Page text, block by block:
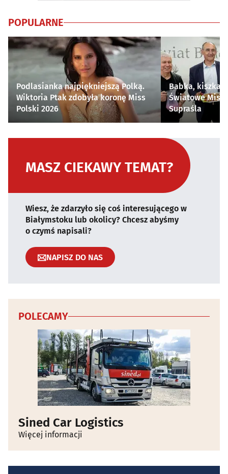
POPULARNE
Podlasianka najpiękniejszą Polką.
Wiktoria Ptak zdobyła koronę Miss
Polski 2026
Babka, kiszka i
Światowe
Supraśla
MASZ CIEKAWY TEMAT?
Wiesz, że zdarzyło się coś interesującego w
Białymstoku lub okolicy? Chcesz abyśmy
o czymś napisali?
NAPISZ DO NAS
POLECAMY
Sined Car Logistics
Więcej informacji